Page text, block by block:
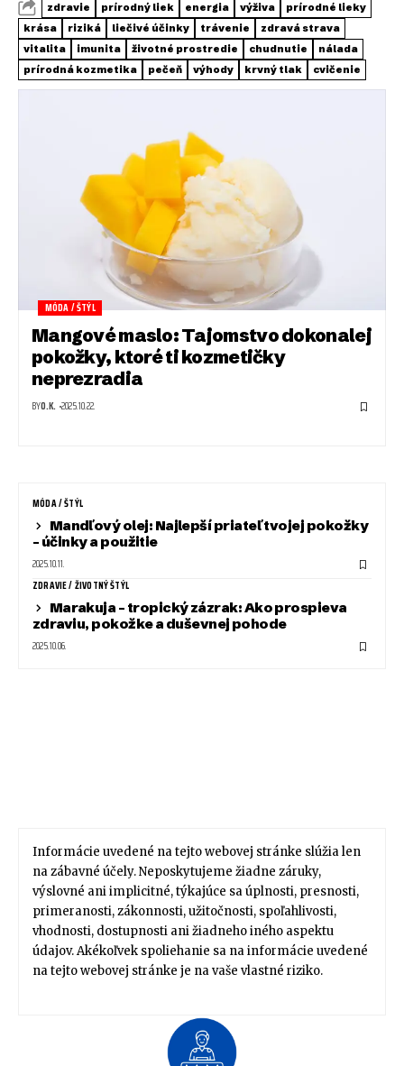
zdravie prírodný liek energia výživa
prírodné lieky
krása
riziká liečivé účinky trávenie
zdravá strava
vitalita
imunita životné prostredie chudnutie
nálada
prírodná kozmetika
pečeň výhody krvný tlak cvičenie
MÓDA / ŠTÝL
Mangové maslo: Tajomstvo dokonalej
pokožky, ktoré ti kozmetičky
neprezradia
BYO.K. 2025.10.22.
MÓDA / ŠTÝL
Mandľový olej: Najlepší priateľ tvojej pokožky
– účinky a použitie
2025.10.11.
ZDRAVIE / ŽIVOTNÝ ŠTÝL
Marakuja – tropický zázrak: Ako prospieva
zdraviu, pokožke a duševnej pohode
2025.10.06.
Informácie uvedené na tejto webovej stránke slúžia len
na zábavné účely. Neposkytujeme žiadne záruky,
výslovné ani implicitné, týkajúce sa úplnosti, presnosti,
primeranosti, zákonnosti, užitočnosti, spoľahlivosti,
vhodnosti, dostupnosti ani žiadneho iného aspektu
údajov. Akékoľvek spoliehanie sa na informácie uvedené
na tejto webovej stránke je na vaše vlastné riziko.